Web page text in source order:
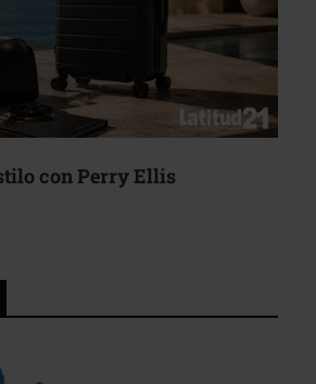
con Perry Ellis